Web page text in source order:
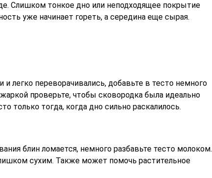
Слишком тонкое дно или неподходящее покрытие
уже начинает гореть, а середина еще сырая.
и легко переворачивались, добавьте в тесто немного
проверьте, чтобы сковородка была идеально
только тогда, когда дно сильно раскалилось.
блин ломается, немного разбавьте тесто молоком.
сухим. Также может помочь растительное